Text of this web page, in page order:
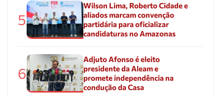
5
Wilson Lima, Roberto Cidade e
aliados marcam convenção
partidária para oficializar
candidaturas no Amazonas
6
Adjuto Afonso é eleito
presidente da Aleam e
promete independência na
condução da Casa